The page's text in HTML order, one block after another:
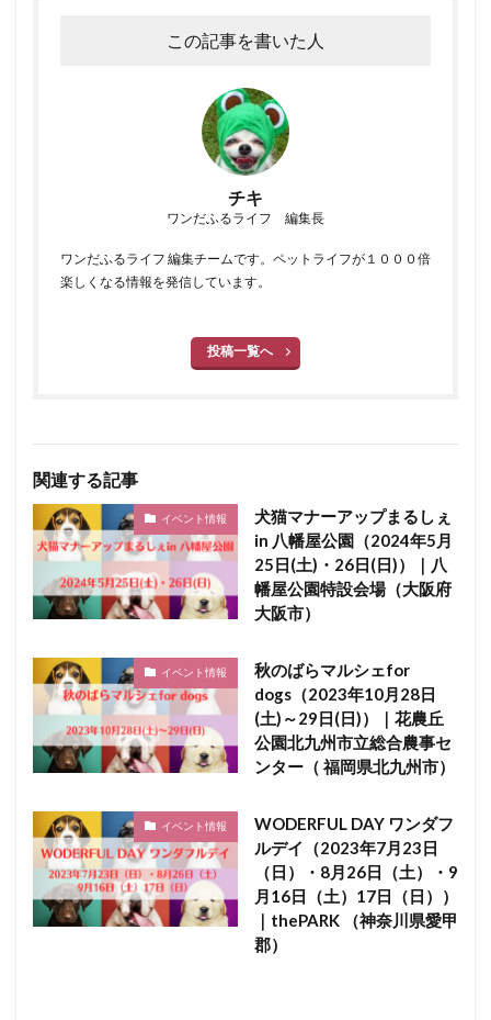
この記事を書いた人
チキ
ワンだふるライフ 編集長
ワンだふるライフ 編集チームです。ペットライフが１０００倍
楽しくなる情報を発信しています。
投稿一覧へ
関連する記事
イベント情報
犬猫マナーアップまるしぇ
in 八幡屋公園（2024年5月
25日(土)・26日(日)）｜八
幡屋公園特設会場（大阪府
大阪市）
イベント情報
秋のばらマルシェfor
dogs（2023年10月28日
(土)～29日(日)）｜花農丘
公園北九州市立総合農事セ
ンター（ 福岡県北九州市）
イベント情報
WODERFUL DAY ワンダフ
ルデイ（2023年7月23日
（日）・8月26日（土）・9
月16日（土）17日（日））
｜thePARK （神奈川県愛甲
郡）